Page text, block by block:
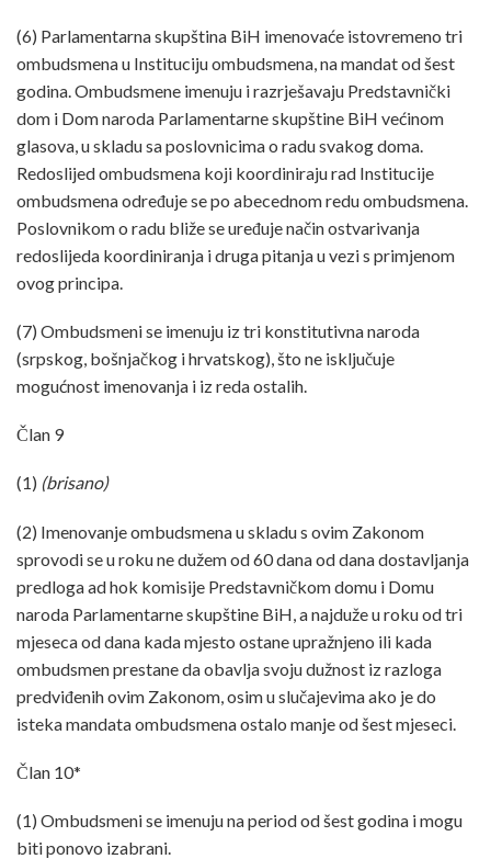
(6) Parlamentarna skupština BiH imenovaće istovremeno tri
ombudsmena u Instituciju ombudsmena, na mandat od šest
godina. Ombudsmene imenuju i razrješavaju Predstavnički
dom i Dom naroda Parlamentarne skupštine BiH većinom
glasova, u skladu sa poslovnicima o radu svakog doma.
Redoslijed ombudsmena koji koordiniraju rad Institucije
ombudsmena određuje se po abecednom redu ombudsmena.
Poslovnikom o radu bliže se uređuje način ostvarivanja
redoslijeda koordiniranja i druga pitanja u vezi s primjenom
ovog principa.
(7) Ombudsmeni se imenuju iz tri konstitutivna naroda
(srpskog, bošnjačkog i hrvatskog), što ne isključuje
mogućnost imenovanja i iz reda ostalih.
Član 9
(1) (brisano)
(2) Imenovanje ombudsmena u skladu s ovim Zakonom
sprovodi se u roku ne dužem od 60 dana od dana dostavljanja
predloga ad hok komisije Predstavničkom domu i Domu
naroda Parlamentarne skupštine BiH, a najduže u roku od tri
mjeseca od dana kada mjesto ostane upražnjeno ili kada
ombudsmen prestane da obavlja svoju dužnost iz razloga
predviđenih ovim Zakonom, osim u slučajevima ako je do
isteka mandata ombudsmena ostalo manje od šest mjeseci.
Član 10*
(1) Ombudsmeni se imenuju na period od šest godina i mogu
biti ponovo izabrani.